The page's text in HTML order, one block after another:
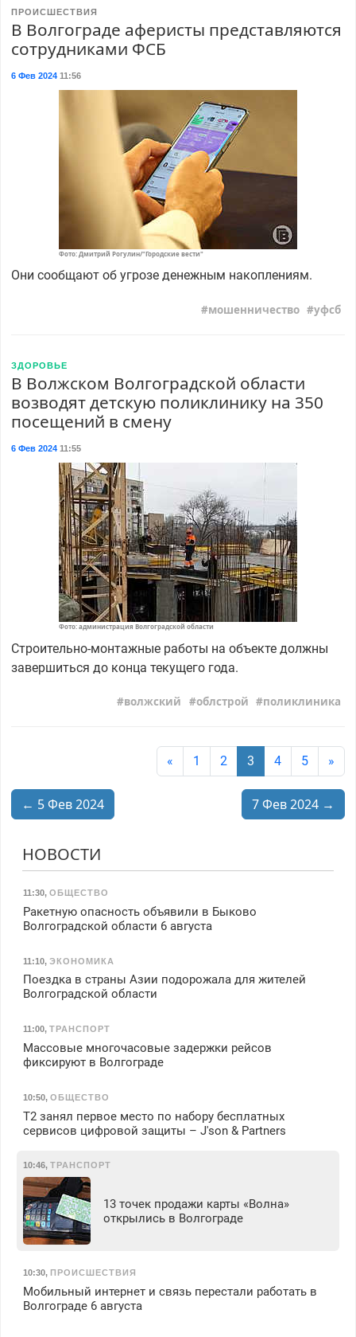
ПРОИСШЕСТВИЯ
В Волгограде аферисты представляются
сотрудниками ФСБ
6 Фев 202411:56
Фото: Дмитрий Рогулин/"Городские вести"
Они сообщают об угрозе денежным накоплениям.
мошенничество уфсб
ЗДОРОВЬЕ
В Волжском Волгоградской области
возводят детскую поликлинику на 350
посещений в смену
6 Фев 202411:55
Фото: администрация Волгоградской области
Строительно-монтажные работы на объекте должны
завершиться до конца текущего года.
волжский облстрой поликлиника
« 1 2 3 4 5 »
← 5 Фев 2024 7 Фев 2024 →
НОВОСТИ
11:30, ОБЩЕСТВО
Ракетную опасность объявили в Быково
Волгоградской области 6 августа
11:10, ЭКОНОМИКА
Поездка в страны Азии подорожала для жителей
Волгоградской области
11:00, ТРАНСПОРТ
Массовые многочасовые задержки рейсов
фиксируют в Волгограде
10:50, ОБЩЕСТВО
Т2 занял первое место по набору бесплатных
сервисов цифровой защиты – J'son & Partners
10:46, ТРАНСПОРТ
13 точек продажи карты «Волна»
открылись в Волгограде
10:30, ПРОИСШЕСТВИЯ
Мобильный интернет и связь перестали работать в
Волгограде 6 августа